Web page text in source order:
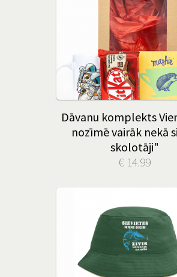
Dāvanu komplekts
nozīmē vairāk nekā
skolotāji"
€ 14.99